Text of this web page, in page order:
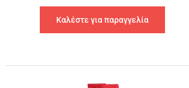
Καλέστε για παραγγελία